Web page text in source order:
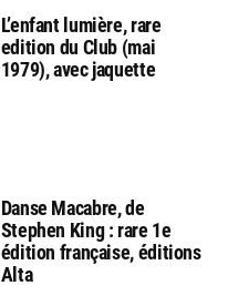
L’enfant lumière, rare
edition du Club (mai
1979), avec jaquette
Danse Macabre, de
Stephen King : rare 1e
édition française, éditions
Alta